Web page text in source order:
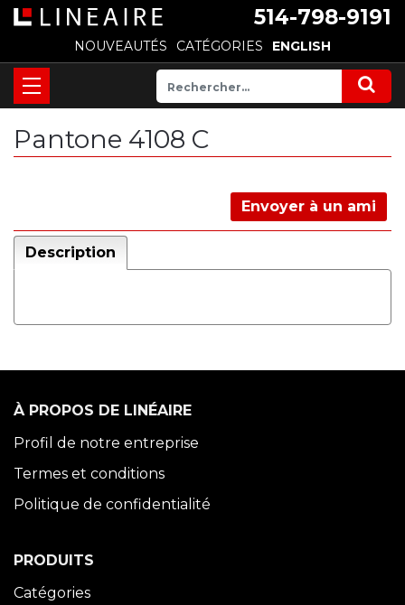
514-798-9191
NOUVEAUTÉS CATÉGORIES ENGLISH
Pantone 4108 C
Envoyer à un ami
Description
À PROPOS DE LINÉAIRE
Profil de notre entreprise
Termes et conditions
Politique de confidentialité
PRODUITS
Catégories